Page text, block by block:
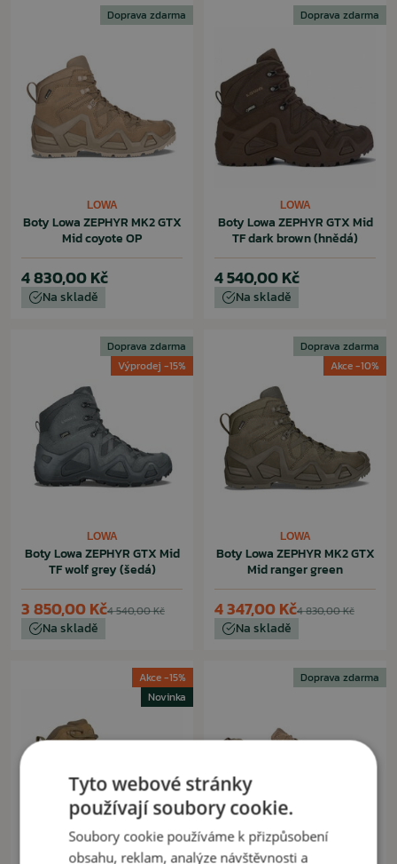
Doprava zdarma
LOWA
Boty Lowa ZEPHYR MK2 GTX
Mid coyote OP
4 830,00 Kč
Na skladě
Doprava zdarma
LOWA
Boty Lowa ZEPHYR GTX Mid
TF dark brown (hnědá)
4 540,00 Kč
Na skladě
Doprava zdarma
Výprodej -15%
LOWA
Boty Lowa ZEPHYR GTX Mid
TF wolf grey (šedá)
4 540,00 Kč
3 850,00 Kč
Na skladě
Doprava zdarma
Akce -10%
LOWA
Boty Lowa ZEPHYR MK2 GTX
Mid ranger green
4 830,00 Kč
4 347,00 Kč
Na skladě
Akce -15%
Novinka
Doprava zdarma
Tyto webové stránky
používají soubory cookie.
Soubory cookie používáme k přizpůsobení
obsahu, reklam, analýze návštěvnosti a